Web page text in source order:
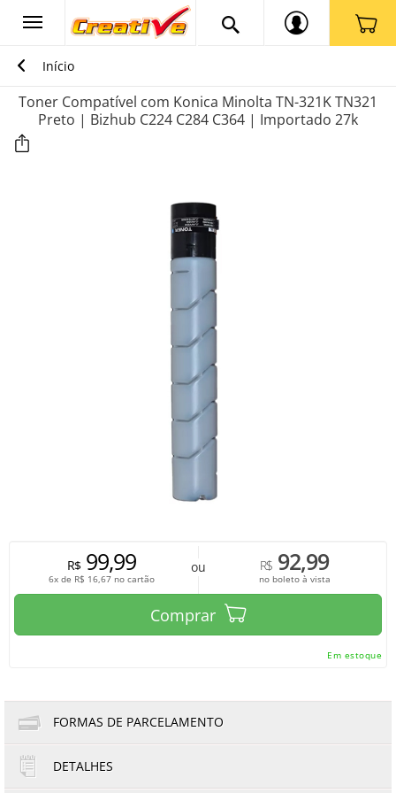
Início
Toner Compatível com Konica Minolta TN-321K TN321
Preto | Bizhub C224 C284 C364 | Importado 27k
R$99,99
6x de R$ 16,67 no cartão
ou R$92,99
no boleto à vista
Comprar
Em estoque
FORMAS DE PARCELAMENTO
1x de R$99,99
DETALHES